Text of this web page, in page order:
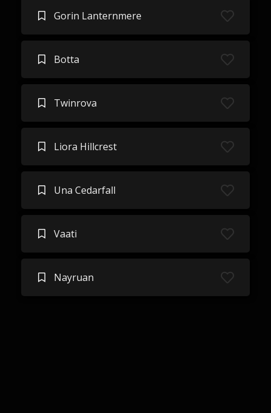
Gorin Lanternmere
Botta
Twinrova
Liora Hillcrest
Una Cedarfall
Vaati
Nayruan